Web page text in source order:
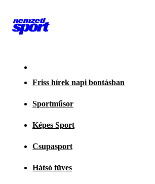
Friss hírek napi bontásban
Sportműsor
Képes Sport
Csupasport
Hátsó füves